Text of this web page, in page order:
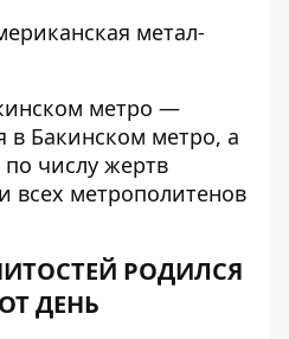
метал-
метро —
в Бакинском метро, а
числу жертв
всех метрополитенов
РОДИЛСЯ
ДЕНЬ